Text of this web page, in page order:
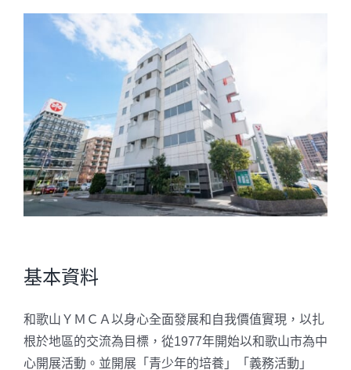
基本資料
和歌山ＹＭＣＡ以身心全面發展和自我價值實現，以扎
根於地區的交流為目標，從1977年開始以和歌山市為中
心開展活動。並開展「青少年的培養」「義務活動」